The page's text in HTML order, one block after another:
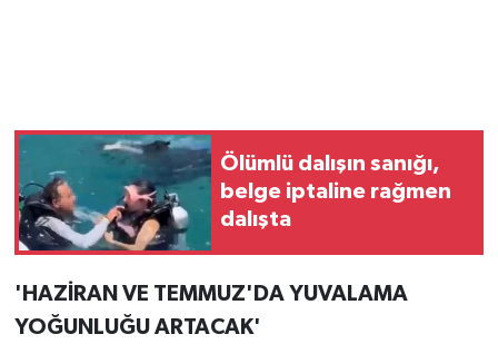
Ölümlü dalışın sanığı,
belge iptaline rağmen
dalışta
'HAZİRAN VE TEMMUZ'DA YUVALAMA
YOĞUNLUĞU ARTACAK'